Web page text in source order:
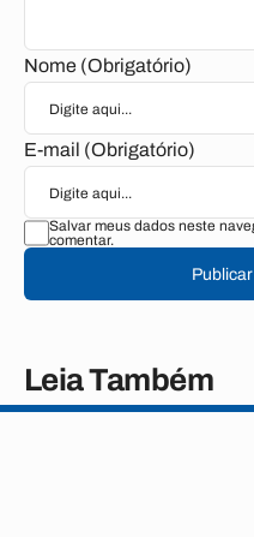
Nome (Obrigatório)
E-mail (Obrigatório)
Salvar meus dados neste
comentar.
Leia Também